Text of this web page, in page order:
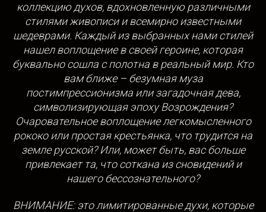
коллекцию духов, вдохновленную различными
стилями живописи и всемирно известными
шедеврами. Каждый из выбранных нами стилей
нашел воплощение в своей героине, которая
буквально сошла с полотна в реальный мир. Кто
вам ближе – безумная муза
постимпрессионизма или загадочная дева,
символизирующая эпоху Возрождения?
Очаровательное воплощение легкомысленного
рококо или простая крестьянка, что трудится на
земле русской? Или, может быть, вас больше
привлекает та, что соткана из сновидений и
нашего бессознательного?
ВНИМАНИЕ: это лимитированные духи, которые